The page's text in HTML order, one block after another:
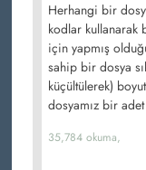
Herhangi bir
kodlar kullanarak
için yapmış
sahip bir dosya
küçültülerek)
dosyamız bir
35,784 okuma,